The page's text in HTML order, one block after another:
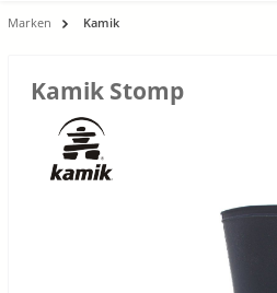
Marken Kamik
Kamik Stomp